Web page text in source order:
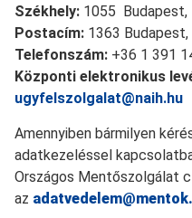
Székhely: 1055 Budapest,
Postacím: 1363 Budapest,
Telefonszám: +36 1 391
Központi elektronikus
ugyfelszolgalat@naih.hu
Amennyiben bármilyen
adatkezeléssel
Országos Mentőszolgálat
az